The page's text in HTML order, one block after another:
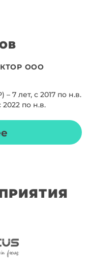
ООО
7 лет, с 2017 по н.в.
2022 по н.в.